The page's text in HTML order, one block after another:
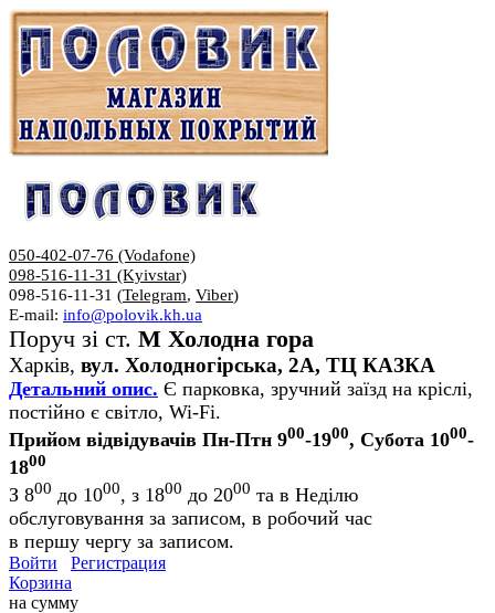
050-402-07-76 (Vodafone)
098-516-11-31 (Kyivstar)
098-516-11-31 (Telegram, Viber)
E-mail: info@polovik.kh.ua
Поруч зі ст. М Холодна гора
Харків, вул. Холодногірська, 2А, ТЦ КАЗКА
Детальний опис. Є парковка, зручний заїзд на кріслі,
постійно є світло, Wi-Fi.
Прийом відвідувачів Пн-Птн 900-1900, Субота 1000-
1800
З 800 до 1000, з 1800 до 2000 та в Неділю
обслуговування за записом, в робочий час
в першу чергу за записом.
Войти
Регистрация
Корзина
на сумму